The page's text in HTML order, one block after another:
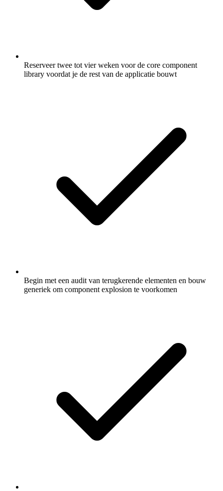
Reserveer twee tot vier weken voor de core component
library voordat je de rest van de applicatie bouwt
Begin met een audit van terugkerende elementen en bouw
generiek om component explosion te voorkomen